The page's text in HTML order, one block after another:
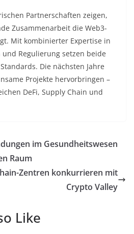
Partnerschaften zeigen,
Zusammenarbeit die Web3-
Mit kombinierter Expertise in
und Regulierung setzen beide
Die nächsten Jahre
Projekte hervorbringen –
DeFi, Supply Chain und
im Gesundheitswesen
Raum
Zentren konkurrieren mit
Crypto Valley
Like